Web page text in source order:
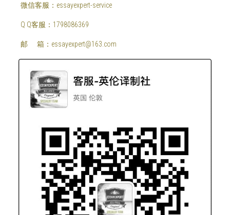
  微信客服：essayexpert-service
  Q Q客服：1798086369
  邮      箱：essayexpert@163.com